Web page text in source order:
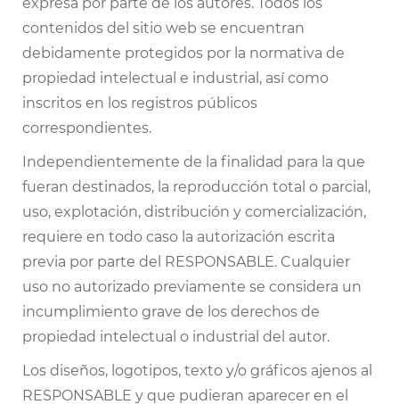
contenidos del sitio web se encuentran
debidamente protegidos por la normativa de
propiedad intelectual e industrial, así como
inscritos en los registros públicos
correspondientes.
Independientemente de la finalidad para la que
fueran destinados, la reproducción total o parcial,
uso, explotación, distribución y comercialización,
requiere en todo caso la autorización escrita
previa por parte del RESPONSABLE. Cualquier
uso no autorizado previamente se considera un
incumplimiento grave de los derechos de
propiedad intelectual o industrial del autor.
Los diseños, logotipos, texto y/o gráficos ajenos al
RESPONSABLE y que pudieran aparecer en el